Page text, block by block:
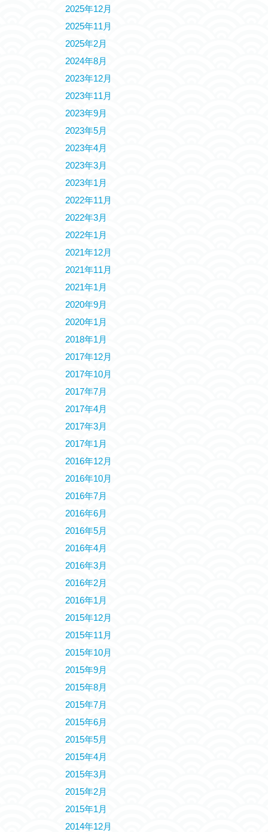
2025年12月
2025年11月
2025年2月
2024年8月
2023年12月
2023年11月
2023年9月
2023年5月
2023年4月
2023年3月
2023年1月
2022年11月
2022年3月
2022年1月
2021年12月
2021年11月
2021年1月
2020年9月
2020年1月
2018年1月
2017年12月
2017年10月
2017年7月
2017年4月
2017年3月
2017年1月
2016年12月
2016年10月
2016年7月
2016年6月
2016年5月
2016年4月
2016年3月
2016年2月
2016年1月
2015年12月
2015年11月
2015年10月
2015年9月
2015年8月
2015年7月
2015年6月
2015年5月
2015年4月
2015年3月
2015年2月
2015年1月
2014年12月